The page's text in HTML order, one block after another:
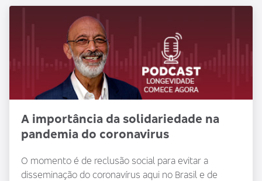
A importância da solidariedade na
pandemia do coronavirus
O momento é de reclusão social para evitar a
disseminação do coronavírus aqui no Brasil e de